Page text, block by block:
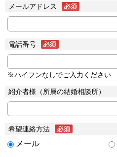
メールアドレス
電話番号
※ハイフンなしでご入力ください
紹介者様（所属の結婚相談所）
希望連絡方法
メール